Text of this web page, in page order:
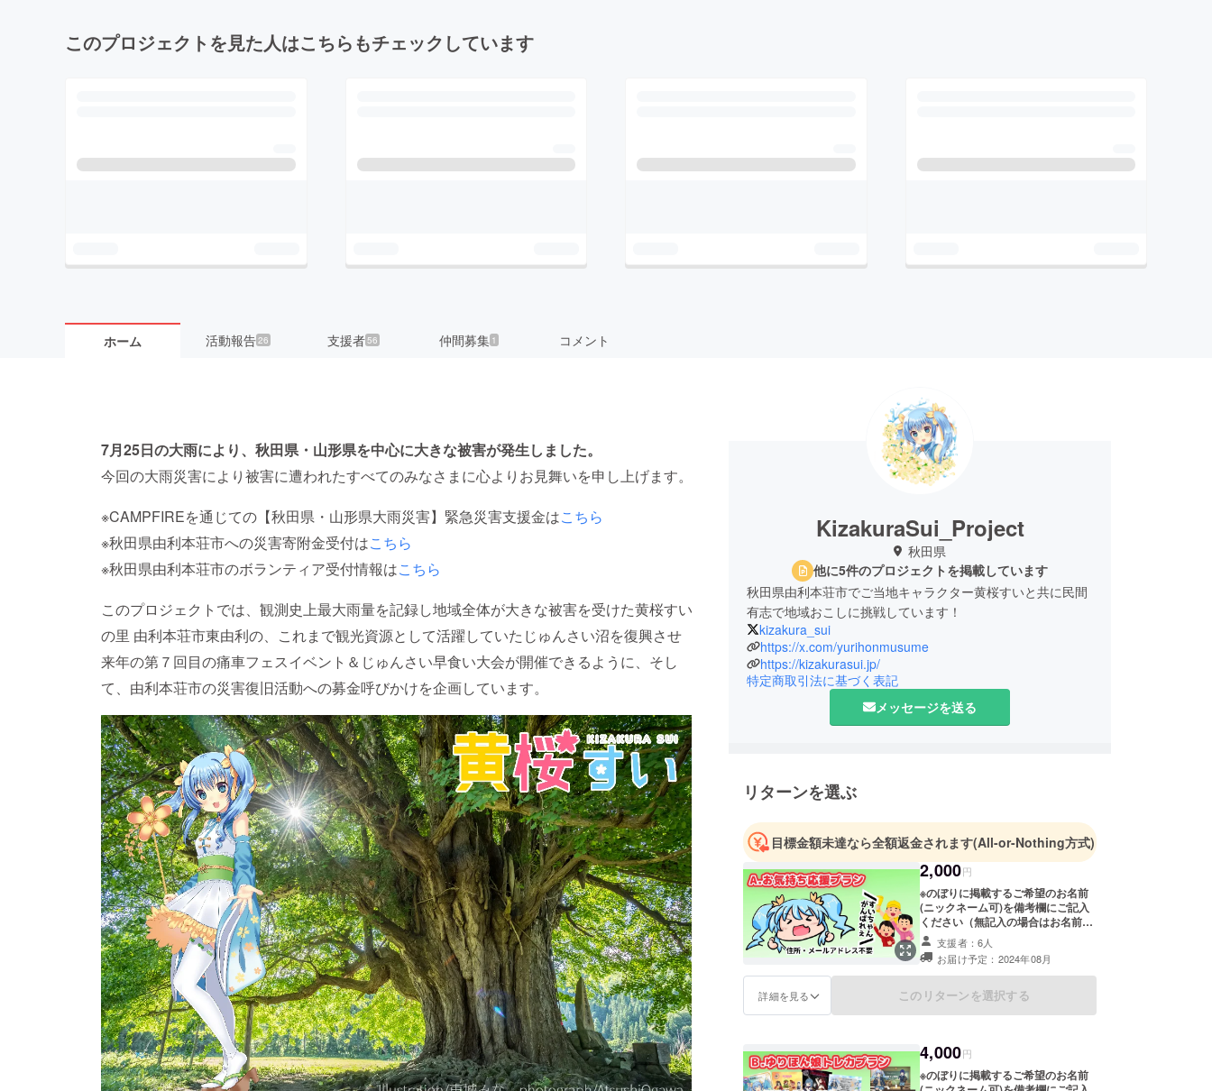
このプロジェクトを見た人はこちらもチェックしています
ホーム 活動報告26 支援者56 仲間募集 1 コメント
7月25日の大雨により、秋田県・山形県を中心に大きな被害が発生しました。
今回の大雨災害により被害に遭われたすべてのみなさまに心よりお見舞いを申し上げます。
※CAMPFIREを通じての【秋田県・山形県大雨災害】緊急災害支援金はこちら
※秋田県由利本荘市への災害寄附金受付はこちら
※秋田県由利本荘市のボランティア受付情報はこちら
このプロジェクトでは、観測史上最大雨量を記録し地域全体が大きな被害を受けた黄桜すい
の里 由利本荘市東由利の、これまで観光資源として活躍していたじゅんさい沼を復興させ
来年の第７回目の痛車フェスイベント＆じゅんさい早食い大会が開催できるように、そし
て、由利本荘市の災害復旧活動への募金呼びかけを企画しています。
KizakuraSui_Project
秋田県
他に5件のプロジェクトを掲載しています
秋田県由利本荘市でご当地キャラクター黄桜すいと共に民間
有志で地域おこしに挑戦しています！
kizakura_sui
https://x.com/yurihonmusume
https://kizakurasui.jp/
特定商取引法に基づく表記
メッセージを送る
リターンを選ぶ
目標金額未達なら全額返金されます(All-or-Nothing方式)
2,000円
※のぼりに掲載するご希望のお名前
(ニックネーム可)を備考欄にご記入
ください（無記入の場合はお名前の
イニシャルを掲載させていただきま
す） A.お気持ち応援プラン ・お礼
のメッセージと限定公開活動報告を
お送りさせていただきます。 ・
2025年5月道の駅東由利にて開催予
業施設に1週間展示、イベント当日
会場にて1日展示 ） ご支援のお気持
ちありがたく東由利地域のために活
支援者：6人
お届け予定：2024年08月
詳細を見る このリターンを選択する
4,000円
※のぼりに掲載するご希望のお名前